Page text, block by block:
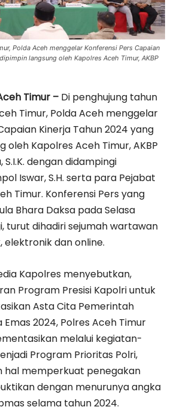
Polda Aceh menggelar Konferensi Pers Capaian
langsung oleh Kapolres Aceh Timur, AKBP
Timur – Di penghujung tahun
Timur, Polda Aceh menggelar
Kinerja Tahun 2024 yang
oleh Kapolres Aceh Timur, AKBP
S.I.K. dengan didampingi
Iswar, S.H. serta para Pejabat
Timur. Konferensi Pers yang
Bhara Daksa pada Selasa
turut dihadiri sejumah wartawan
elektronik dan online.
Kapolres menyebutkan,
Program Presisi Kapolri untuk
Asta Cita Pemerintah
Emas 2024, Polres Aceh Timur
melalui kegiatan-
Program Prioritas Polri,
hal memperkuat penegakan
dengan menurunya angka
selama tahun 2024.